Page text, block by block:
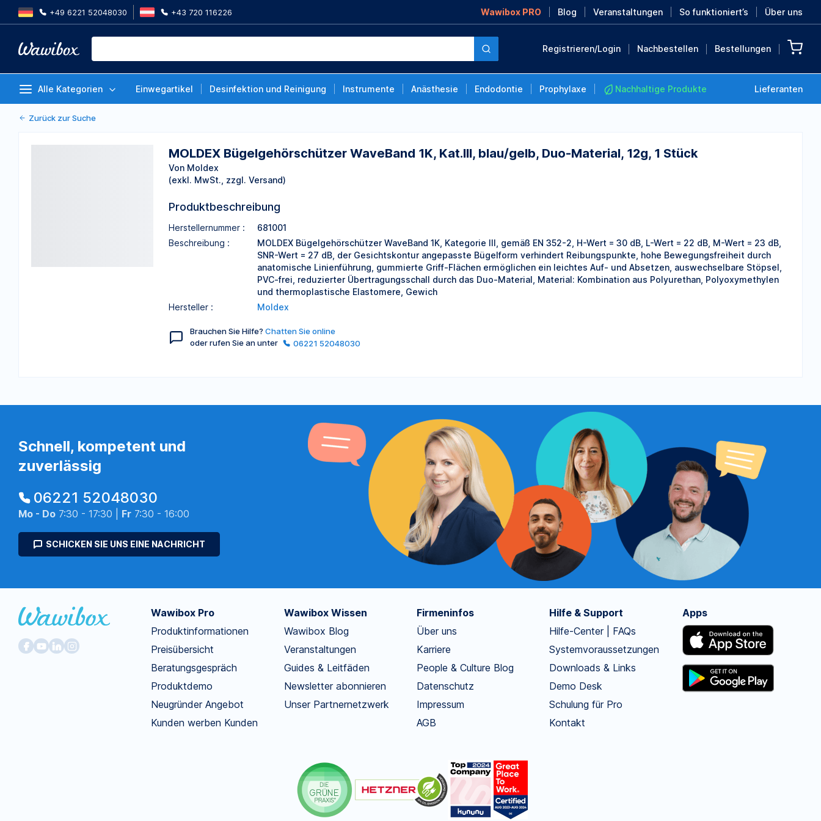
+49 6221 52048030 +43 720 116226 Wawibox PRO Blog Veranstaltungen So funktioniert’s Über uns
Registrieren/Login Nachbestellen Bestellungen
Alle Kategorien Einwegartikel Desinfektion und Reinigung Instrumente Anästhesie Endodontie Prophylaxe Nachhaltige Produkte Lieferanten
MEHR ENTDECKEN
MOLDEX Bügelgehörschützer WaveBand 1K, Kat.III,
Zurück zur Suche
MOLDEX Bügelgehörschützer WaveBand 1K, Kat.III, blau/gelb, Duo-Material, 12g, 1 Stück
Von Moldex
(exkl. MwSt., zzgl. Versand)
Produktbeschreibung
Herstellernummer :
681001
Beschreibung :
MOLDEX Bügelgehörschützer WaveBand 1K, Kategorie III, gemäß EN 352-2, H-Wert = 30 dB, L-Wert = 22 dB, M-Wert = 23 dB,
SNR-Wert = 27 dB, der Gesichtskontur angepasste Bügelform verhindert Reibungspunkte, hohe Bewegungsfreiheit durch
anatomische Linienführung, gummierte Griff-Flächen ermöglichen ein leichtes Auf- und Absetzen, auswechselbare Stöpsel,
PVC-frei, reduzierter Übertragungsschall durch das Duo-Material, Material: Kombination aus Polyurethan, Polyoxymethylen
und thermoplastische Elastomere, Gewich
Hersteller :
Moldex
Brauchen Sie Hilfe? Chatten Sie online
oder rufen Sie an unter
06221 52048030
Schnell, kompetent und
zuverlässig
06221 52048030
Mo - Do 7:30 - 17:30 | Fr 7:30 - 16:00
SCHICKEN SIE UNS EINE NACHRICHT
Wawibox Pro
Produktinformationen
Preisübersicht
Beratungsgespräch
Produktdemo
Neugründer Angebot
Kunden werben Kunden
Wawibox Wissen
Wawibox Blog
Veranstaltungen
Guides & Leitfäden
Newsletter abonnieren
Unser Partnernetzwerk
Firmeninfos
Über uns
Karriere
People & Culture Blog
Datenschutz
Impressum
AGB
Hilfe & Support
Hilfe-Center | FAQs
Systemvoraussetzungen
Downloads & Links
Demo Desk
Schulung für Pro
Kontakt
Apps